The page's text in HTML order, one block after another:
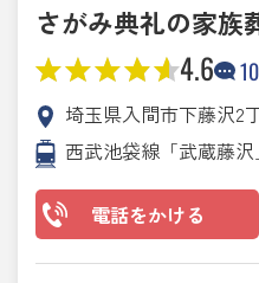
さがみ典礼の家族
4.6 10
埼玉県入間市下藤沢2
西武池袋線「武蔵藤
電話をかける